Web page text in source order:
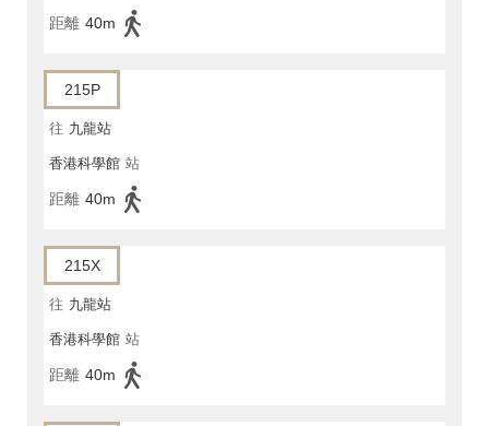
距離 40m
215P
往 九龍站
香港科學館 站
距離 40m
215X
往 九龍站
香港科學館 站
距離 40m